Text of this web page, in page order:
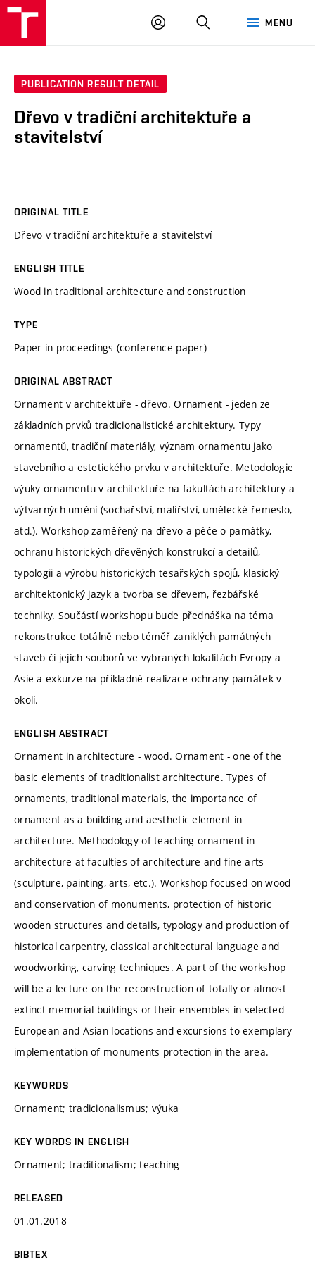
MENU
LOG
SEARCH
PUBLICATION RESULT DETAIL
Dřevo v tradiční architektuře a
stavitelství
ORIGINAL TITLE
Dřevo v tradiční architektuře a stavitelství
ENGLISH TITLE
Wood in traditional architecture and construction
TYPE
Paper in proceedings (conference paper)
ORIGINAL ABSTRACT
Ornament v architektuře - dřevo. Ornament - jeden ze
základních prvků tradicionalistické architektury. Typy
ornamentů, tradiční materiály, význam ornamentu jako
stavebního a estetického prvku v architektuře. Metodologie
výuky ornamentu v architektuře na fakultách architektury a
výtvarných umění (sochařství, malířství, umělecké řemeslo,
atd.). Workshop zaměřený na dřevo a péče o památky,
ochranu historických dřevěných konstrukcí a detailů,
typologii a výrobu historických tesařských spojů, klasický
architektonický jazyk a tvorba se dřevem, řezbářské
techniky. Součástí workshopu bude přednáška na téma
rekonstrukce totálně nebo téměř zaniklých památných
staveb či jejich souborů ve vybraných lokalitách Evropy a
Asie a exkurze na příkladné realizace ochrany památek v
okolí.
ENGLISH ABSTRACT
Ornament in architecture - wood. Ornament - one of the
basic elements of traditionalist architecture. Types of
ornaments, traditional materials, the importance of
ornament as a building and aesthetic element in
architecture. Methodology of teaching ornament in
architecture at faculties of architecture and fine arts
(sculpture, painting, arts, etc.). Workshop focused on wood
and conservation of monuments, protection of historic
wooden structures and details, typology and production of
historical carpentry, classical architectural language and
woodworking, carving techniques. A part of the workshop
will be a lecture on the reconstruction of totally or almost
extinct memorial buildings or their ensembles in selected
European and Asian locations and excursions to exemplary
implementation of monuments protection in the area.
KEYWORDS
Ornament; tradicionalismus; výuka
KEY WORDS IN ENGLISH
Ornament; traditionalism; teaching
RELEASED
01.01.2018
BIBTEX